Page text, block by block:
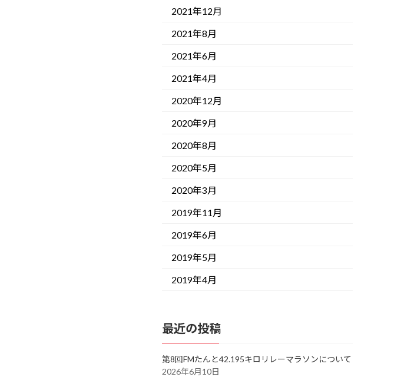
2021年12月
2021年8月
2021年6月
2021年4月
2020年12月
2020年9月
2020年8月
2020年5月
2020年3月
2019年11月
2019年6月
2019年5月
2019年4月
最近の投稿
第8回FMたんと42.195キロリレーマラソンについて
2026年6月10日